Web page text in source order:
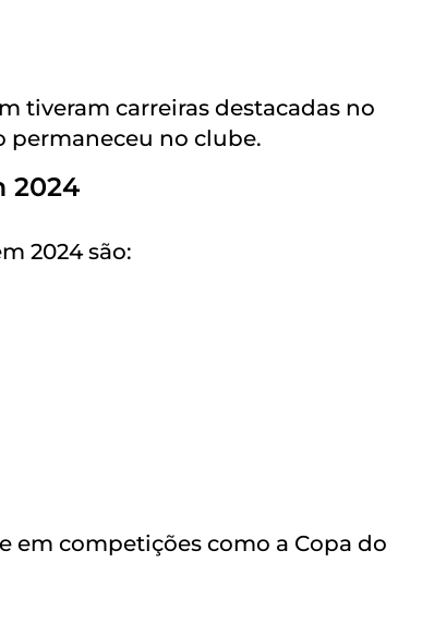
tiveram carreiras destacadas no
permaneceu no clube.
2024
2024 são:
em competições como a Copa do